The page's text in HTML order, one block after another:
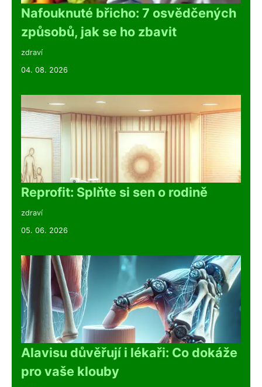
Nafouknuté břicho: 7 osvědčených
způsobů, jak se ho zbavit
zdraví
04. 08. 2026
Reprofit: Splňte si sen o rodině
zdraví
05. 06. 2026
Alavisu důvěřují i lékaři: Co dokáže
pro vaše klouby